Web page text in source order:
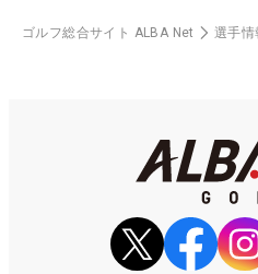
ゴルフ総合サイト ALBA Net 選手情